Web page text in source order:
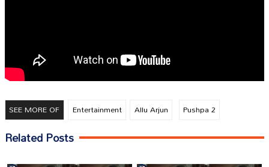
SEE MORE OF Entertainment Allu Arjun Pushpa 2
Related Posts